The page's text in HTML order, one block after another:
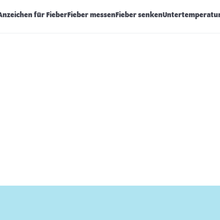
für FieberFieber messenFieber senken